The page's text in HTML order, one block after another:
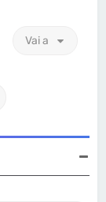
Vai a